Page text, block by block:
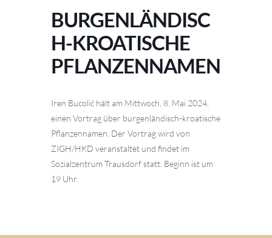
BURGENLÄNDISC
H-KROATISCHE
PFLANZENNAMEN
Iren Bucolić hält am Mittwoch, 8. Mai 2024,
einen Vortrag über burgenländisch-kroatische
Pflanzennamen. Der Vortrag wird von
ZIGH/HKD veranstaltet und findet im
Sozialzentrum Trausdorf statt. Beginn ist um
19 Uhr.